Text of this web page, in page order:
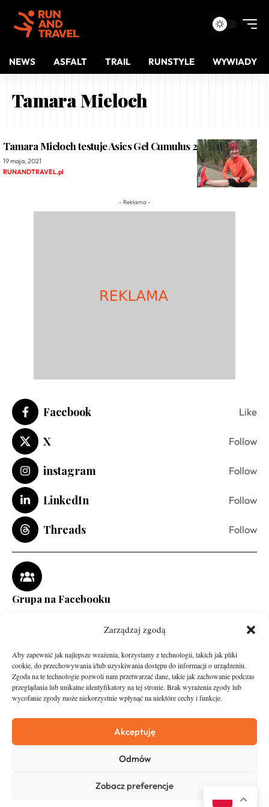
Zarządzaj zgodą
Aby zapewnić jak najlepsze wrażenia, korzystamy z technologii, takich jak pliki
cookie, do przechowywania i/lub uzyskiwania dostępu do informacji o urządzeniu.
Zgoda na te technologie pozwoli nam przetwarzać dane, takie jak zachowanie podczas
przeglądania lub unikalne identyfikatory na tej stronie. Brak wyrażenia zgody lub
wycofanie zgody może niekorzystnie wpłynąć na niektóre cechy i funkcje.
Akceptuję
Odmów
Zobacz preferencje
NEWS ASFALT TRAIL RUNSTYLE WYWIADY
Tamara Mieloch
Tamara Mieloch testuje Asics Gel Cumulus 22 Tokyo
19 maja, 2021
RUNANDTRAVEL.pl
- Reklama -
Facebook Like
X Follow
instagram Follow
LinkedIn Follow
Threads Follow
Grupa na Facebooku
Asfalt
O nas
Zostań Patronem
Kontakt